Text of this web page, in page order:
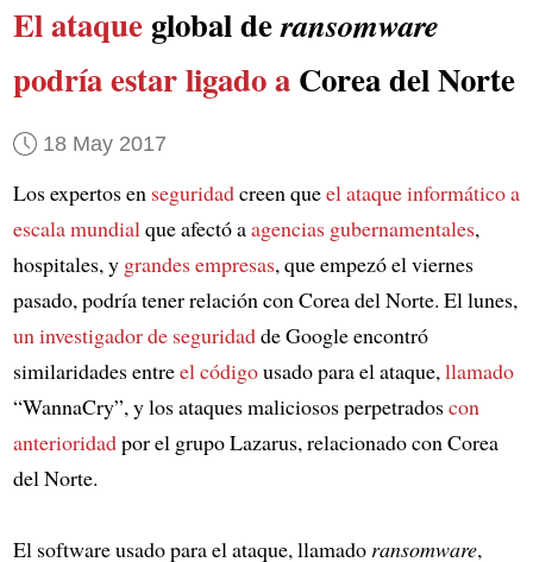
El ataqueglobal deransomware
podría estar ligado aCorea del Norte
18 May 2017
Los expertos en seguridadcreen queel ataque informáticoa
escala mundialque afectó aagencias gubernamentales,
hospitales, y grandes empresas, que empezó el viernes
pasado, podría tener relación con Corea del Norte. El lunes,
un investigador de seguridadde Google encontró
similaridades entreel códigousado para el ataque,llamado
“WannaCry”, y los ataques maliciosos perpetradoscon
anterioridadpor el grupo Lazarus, relacionado con Corea
del Norte.
El software usado para el ataque, llamado ransomware,